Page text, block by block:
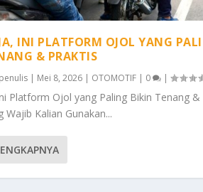
INI PLATFORM OJOL YANG
& PRAKTIS
| Mei 8, 2026 | OTOMOTIF | 0 |
Platform Ojol yang Paling Bikin Tenang &
Wajib Kalian Gunakan...